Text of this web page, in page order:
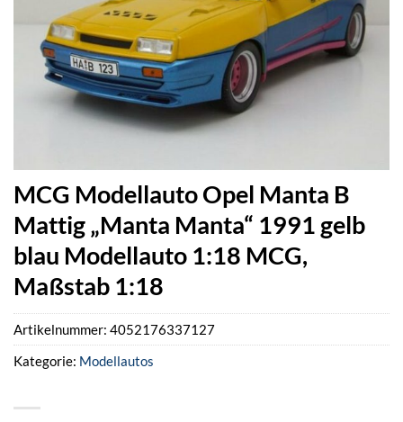
MCG Modellauto Opel Manta B
Mattig „Manta Manta“ 1991 gelb
blau Modellauto 1:18 MCG,
Maßstab 1:18
Artikelnummer: 4052176337127
Kategorie: Modellautos